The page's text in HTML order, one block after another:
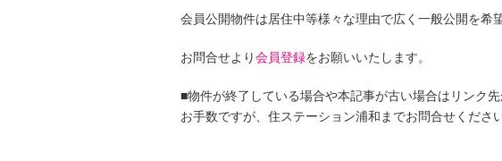
会員公開物件は居住中等様々な理由で広く一般公開を希
お問合せより会員登録をお願いいたします。
■物件が終了している場合や本記事が古い場合はリンク
お手数ですが、住ステーション浦和までお問合せください